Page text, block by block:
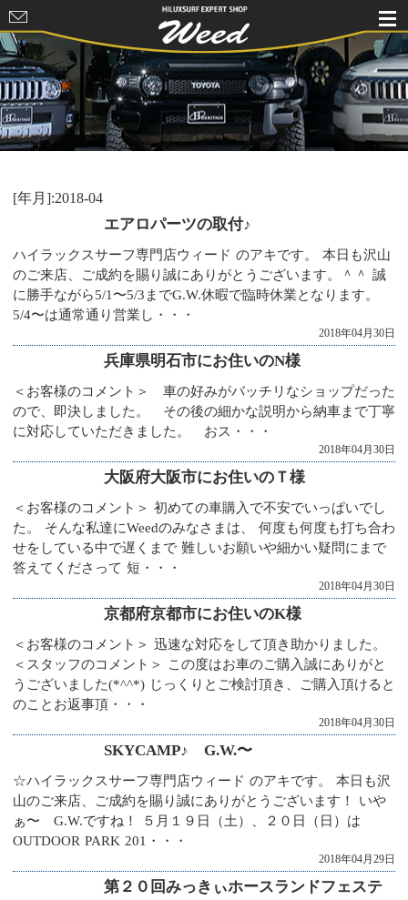
HILUXSURF
EXPERT
SHOP Weed
[年月]:2018-04
エアロパーツの取付♪
ハイラックスサーフ専門店ウィード のアキです。 本日も沢山
のご来店、ご成約を賜り誠にありがとうございます。＾＾ 誠
に勝手ながら5/1〜5/3までG.W.休暇で臨時休業となります。
5/4〜は通常通り営業し・・・
2018年04月30日
兵庫県明石市にお住いのN様
＜お客様のコメント＞ 車の好みがバッチリなショップだった
ので、即決しました。 その後の細かな説明から納車まで丁寧
に対応していただきました。 おス・・・
2018年04月30日
大阪府大阪市にお住いのＴ様
＜お客様のコメント＞ 初めての車購入で不安でいっぱいでし
た。 そんな私達にWeedのみなさまは、 何度も何度も打ち合わ
せをしている中で遅くまで 難しいお願いや細かい疑問にまで
答えてくださって 短・・・
2018年04月30日
京都府京都市にお住いのK様
＜お客様のコメント＞ 迅速な対応をして頂き助かりました。
＜スタッフのコメント＞ この度はお車のご購入誠にありがと
うございました(*^^*) じっくりとご検討頂き、ご購入頂けると
のことお返事頂・・・
2018年04月30日
SKYCAMP♪ G.W.〜
☆ハイラックスサーフ専門店ウィード のアキです。 本日も沢
山のご来店、ご成約を賜り誠にありがとうございます！ いや
ぁ〜 G.W.ですね！ ５月１９日（土）、２０日（日）は
OUTDOOR PARK 201・・・
2018年04月29日
第２０回みっきぃホースランドフェステ